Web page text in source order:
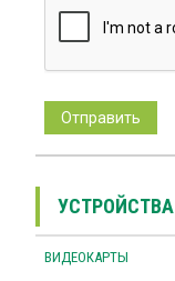
УСТРОЙСТВА
ВИДЕОКАРТЫ